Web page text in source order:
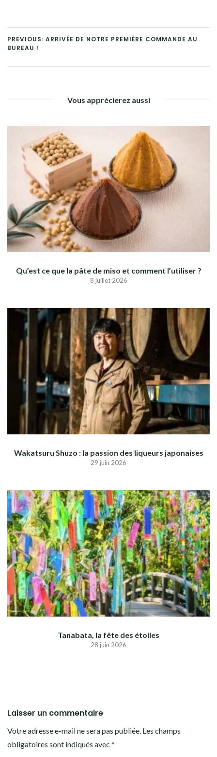
PREVIOUS: ARRIVÉE DE NOTRE PREMIÈRE COMMANDE AU
BUREAU !
Vous apprécierez aussi
Qu’est ce que la pâte de miso et comment l’utiliser ?
8 juillet 2026
Wakatsuru Shuzo : la passion des liqueurs japonaises
29 juin 2026
Tanabata, la fête des étoiles
28 juin 2026
Laisser un commentaire
Votre adresse e-mail ne sera pas publiée. Les champs
obligatoires sont indiqués avec *